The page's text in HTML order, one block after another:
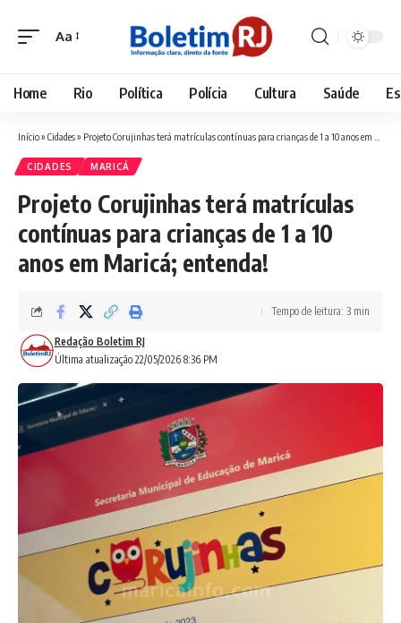
Font
Aa
Home Rio Política Polícia Cultura Saúde
Início» Cidades» Projeto Corujinhas terá matrículas contínuas para crianças de 1 a 10 anos em Maricá; entenda!
CIDADES MARICÁ
Projeto Corujinhas terá matrículas
contínuas para crianças de 1 a 10
anos em Maricá; entenda!
Última atualização 22/05/2026 8:36 PM
Redação Boletim RJ
Tempo de leitura: 3 min